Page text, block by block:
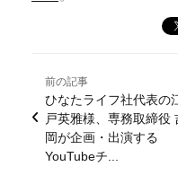
前の記事
ひなたライフ社代表の
戸英雅様、専務取締役
岡が企画・出演する
YouTubeチ...